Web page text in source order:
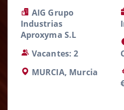
AIG Grupo
Industrias
Aproxyma S.L
Vacantes: 2
MURCIA, Murcia